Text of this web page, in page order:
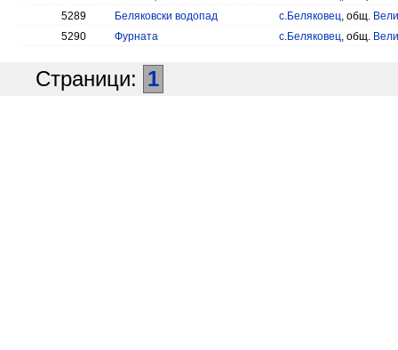
5289
Беляковски водопад с.Беляковец, общ.
5290
Фурната с.Беляковец, общ.
Страници: 1